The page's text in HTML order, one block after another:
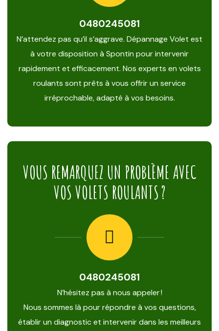
0480245081
N’attendez pas qu’il s’aggrave. Dépannage Volet est
à votre disposition à Spontin pour intervenir
rapidement et efficacement. Nos experts en volets
roulants sont prêts à vous offrir un service
irréprochable, adapté à vos besoins.
VOUS REMARQUEZ UN PROBLÈME AVEC
VOS VOLETS ROULANTS ?
0480245081
N’hésitez pas à nous appeler !
Nous sommes là pour répondre à vos questions,
établir un diagnostic et intervenir dans les meilleurs